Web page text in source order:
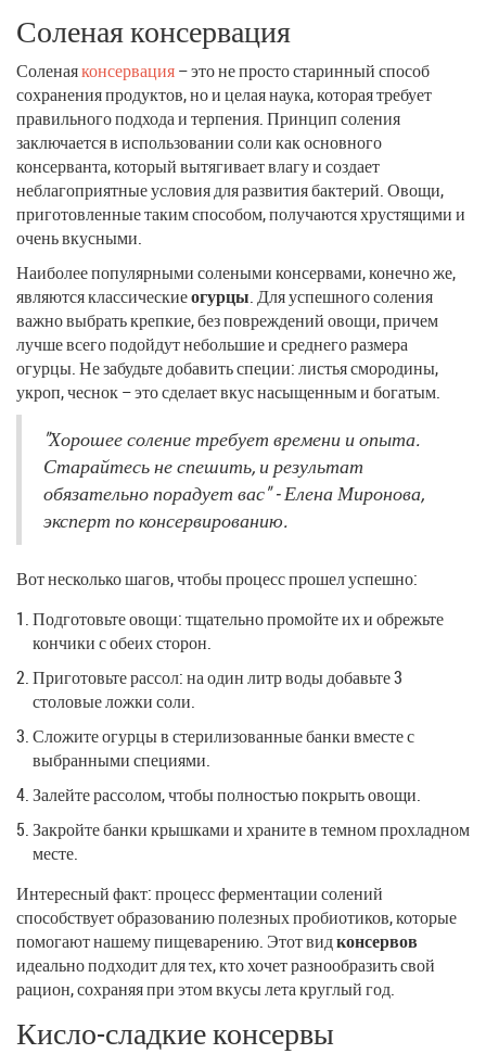
Соленая консервация
Соленаяконсервация– это не просто старинный способ
сохранения продуктов, но и целая наука, которая требует
правильного подхода и терпения. Принцип соления
заключается в использовании соли как основного
консерванта, который вытягивает влагу и создает
неблагоприятные условия для развития бактерий. Овощи,
приготовленные таким способом, получаются хрустящими и
очень вкусными.
Наиболее популярными солеными консервами, конечно же,
являются классическиеогурцы. Для успешного соления
важно выбрать крепкие, без повреждений овощи, причем
лучше всего подойдут небольшие и среднего размера
огурцы. Не забудьте добавить специи: листья смородины,
укроп, чеснок – это сделает вкус насыщенным и богатым.
"Хорошее соление требует времени и опыта.
Старайтесь не спешить, и результат
обязательно порадует вас" - Елена Миронова,
эксперт по консервированию.
Вот несколько шагов, чтобы процесс прошел успешно:
Подготовьте овощи: тщательно промойте их и обрежьте
кончики с обеих сторон.
Приготовьте рассол: на один литр воды добавьте 3
столовые ложки соли.
Сложите огурцы в стерилизованные банки вместе с
выбранными специями.
Залейте рассолом, чтобы полностью покрыть овощи.
Закройте банки крышками и храните в темном прохладном
месте.
Интересный факт: процесс ферментации солений
способствует образованию полезных пробиотиков, которые
помогают нашему пищеварению. Этот видконсервов
идеально подходит для тех, кто хочет разнообразить свой
рацион, сохраняя при этом вкусы лета круглый год.
Кисло-сладкие консервы